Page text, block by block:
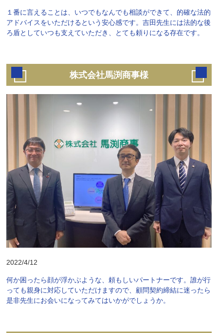
１番に言えることは、いつでもなんでも相談ができて、的確な法的
アドバイスをいただけるという安心感です。吉田先生には法的な後
ろ盾としていつも支えていただき、とても頼りになる存在です。
株式会社馬渕商事様
2022/4/12
何か困ったら顔が浮かぶような、頼もしいパートナーです。誰が行
っても親身に対応していただけますので、顧問契約締結に迷ったら
是非先生にお会いになってみてはいかがでしょうか。